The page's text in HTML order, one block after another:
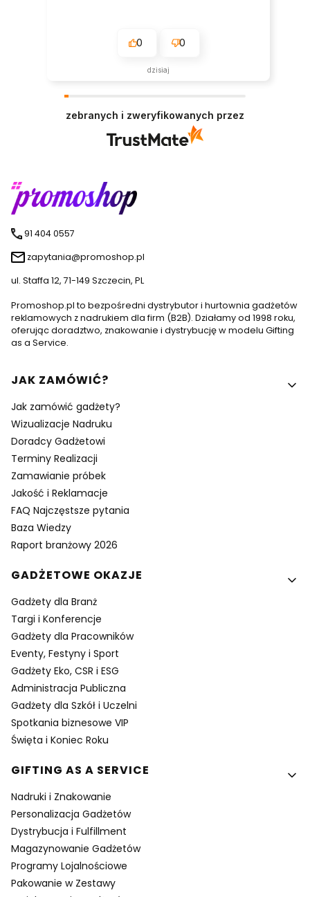
0 0
dzisiaj
zebranych i zweryfikowanych przez
91 404 0557
zapytania@promoshop.pl
ul. Staffa 12, 71-149 Szczecin, PL
Promoshop.pl to bezpośredni dystrybutor i hurtownia gadżetów
reklamowych z nadrukiem dla firm (B2B). Działamy od 1998 roku,
oferując doradztwo, znakowanie i dystrybucję w modelu Gifting
as a Service.
Linki w stopce
JAK ZAMÓWIĆ?
Jak zamówić gadżety?
Wizualizacje Nadruku
Doradcy Gadżetowi
Terminy Realizacji
Zamawianie próbek
Jakość i Reklamacje
FAQ Najczęstsze pytania
Baza Wiedzy
Raport branżowy 2026
GADŻETOWE OKAZJE
Gadżety dla Branż
Targi i Konferencje
Gadżety dla Pracowników
Eventy, Festyny i Sport
Gadżety Eko, CSR i ESG
Administracja Publiczna
Gadżety dla Szkół i Uczelni
Spotkania biznesowe VIP
Święta i Koniec Roku
GIFTING AS A SERVICE
Nadruki i Znakowanie
Personalizacja Gadżetów
Dystrybucja i Fulfillment
Magazynowanie Gadżetów
Programy Lojalnościowe
Pakowanie w Zestawy